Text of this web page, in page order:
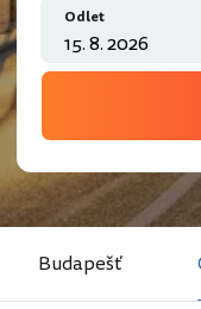
Odlet
Budapešť